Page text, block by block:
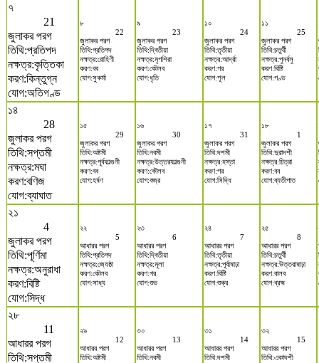
৭
21
জুলাকর পরগ
তিথি:প্রতিপদ
নক্ষত্র:কৃত্তিকা
করণ:কিন্তুগ্ন
যোগ:অতিগণ্ড
৮
22
জুলাকর পরগ
তিথি:প্রতিপদ
নক্ষত্র:রোহিণী
করণ:বব
যোগ:সুকর্মা
৯
23
জুলাকর পরগ
তিথি:দ্বিতীয়া
নক্ষত্র:মৃগশিরা
করণ:কৌলব
যোগ:ধৃতি
১০
24
জুলাকর পরগ
তিথি:তৃতীয়া
নক্ষত্র:আর্দ্রা
করণ:গর
যোগ:শূল
১১
25
জুলাকর পরগ
তিথি:চতুর্থী
নক্ষত্র:পুনর্বসু
করণ:বিষ্টি
যোগ:গণ্ড
১৪
28
জুলাকর পরগ
তিথি:সপ্তমী
নক্ষত্র:মঘা
করণ:বণিজ
যোগ:ব্যাঘাত
১৫
29
জুলাকর পরগ
তিথি:অষ্টমী
নক্ষত্র:পূর্বফাল্গুনী
করণ:বব
যোগ:হর্ষণ
১৬
30
জুলাকর পরগ
তিথি:নবমী
নক্ষত্র:উত্তরফাল্গুনী
করণ:কৌলব
যোগ:বজ্র
১৭
31
জুলাকর পরগ
তিথি:দশমী
নক্ষত্র:হস্তা
করণ:গর
যোগ:সিদ্ধি
১৮
1
জুলাকর পরগ
তিথি:দুৱাদশী
নক্ষত্র:চিত্রা
করণ:বব
যোগ:ব্যতীপাত
২১
4
জুলাকর পরগ
তিথি:পূর্ণিমা
নক্ষত্র:অনুরাধা
করণ:বিষ্টি
যোগ:সিদ্ধ
২২
5
আধারর পরগ
তিথি:প্রতিপদ
নক্ষত্র:জ্যেষ্ঠা
করণ:কৌলব
যোগ:সাধ্য
২৩
6
আধারর পরগ
তিথি:দ্বিতীয়া
নক্ষত্র:মূলা
করণ:গর
যোগ:শুভ
২৪
7
আধারর পরগ
তিথি:তৃতীয়া
নক্ষত্র:পূর্বাষাঢ়া
করণ:বিষ্টি
যোগ:শুক্র
২৫
8
আধারর পরগ
তিথি:চতুর্থী
নক্ষত্র:উত্তরাষাঢ়া
করণ:বালব
যোগ:ব্রহ্ম
২৮
11
আধারর পরগ
তিথি:সপ্তমী
২৯
12
আধারর পরগ
তিথি:অষ্টমী
৩০
13
আধারর পরগ
তিথি:নবমী
৩১
14
আধারর পরগ
তিথি:দশমী
৩২
15
আধারর পরগ
তিথি:একাদশী